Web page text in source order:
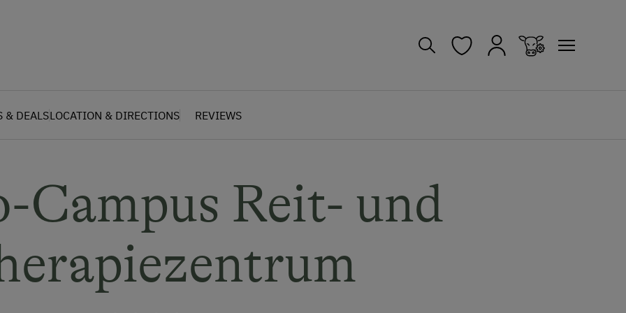
& DEALSLOCATION & DIRECTIONS REVIEWS
Campus Reit- und